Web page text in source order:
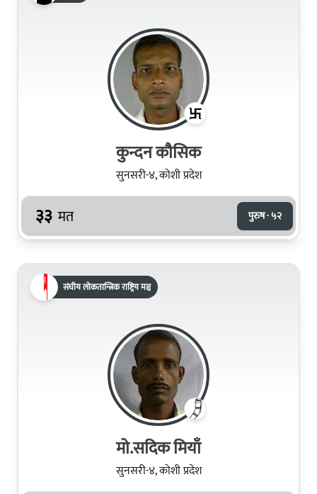
कुन्दन कौसिक
सुनसरी-४, कोशी प्रदेश
३३ मत पुरुष · ५२
संघीय लोकतान्त्रिक राष्ट्रिय मञ्च
मो.सदिक मियाँ
सुनसरी-४, कोशी प्रदेश